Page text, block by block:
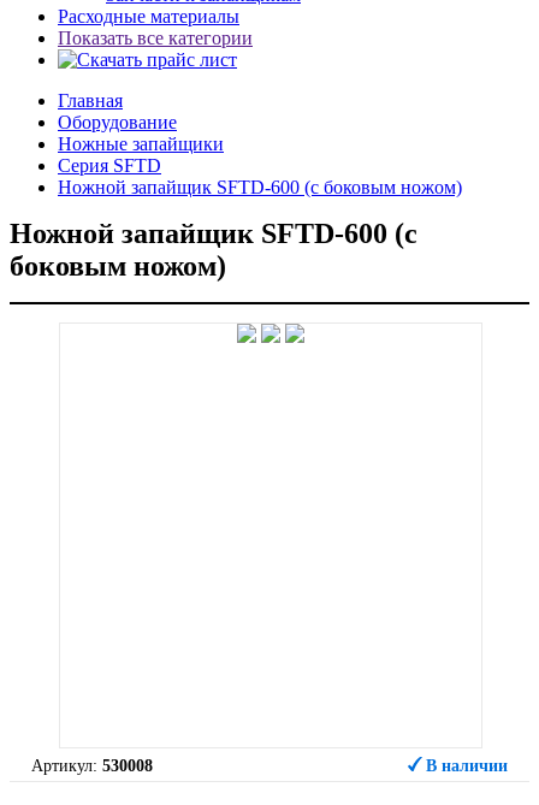
Расходные материалы
Показать все категории
Главная
Оборудование
Ножные запайщики
Серия SFTD
Ножной запайщик SFTD-600 (с боковым ножом)
Ножной запайщик SFTD-600 (с
боковым ножом)
Артикул: 530008 В наличии